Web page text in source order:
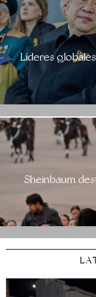
Líderes
Sheinbaum